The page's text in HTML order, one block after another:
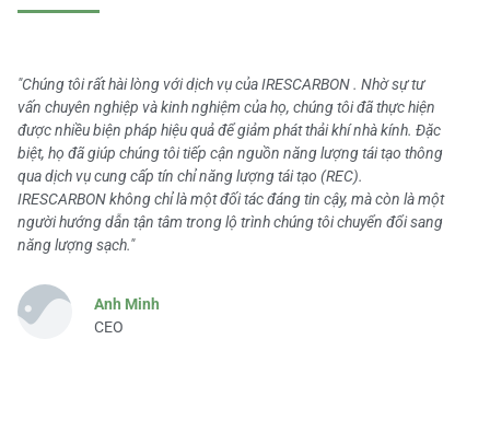
"Chúng tôi rất hài lòng với dịch vụ của IRESCARBON . Nhờ sự tư
vấn chuyên nghiệp và kinh nghiệm của họ, chúng tôi đã thực hiện
được nhiều biện pháp hiệu quả để giảm phát thải khí nhà kính. Đặc
biệt, họ đã giúp chúng tôi tiếp cận nguồn năng lượng tái tạo thông
qua dịch vụ cung cấp tín chỉ năng lượng tái tạo (REC).
IRESCARBON không chỉ là một đối tác đáng tin cậy, mà còn là một
người hướng dẫn tận tâm trong lộ trình chúng tôi chuyển đổi sang
năng lượng sạch."
Anh Minh
CEO